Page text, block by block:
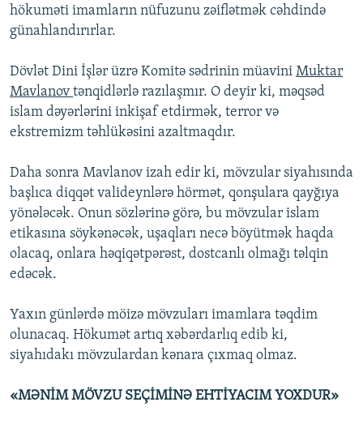
hökuməti imamların nüfuzunu zəiflətmək cəhdində
günahlandırırlar.
Dövlət Dini İşlər üzrə Komitə sədrinin müavini Muktar
Mavlanov tənqidlərlə razılaşmır. O deyir ki, məqsəd
islam dəyərlərini inkişaf etdirmək, terror və
ekstremizm təhlükəsini azaltmaqdır.
Daha sonra Mavlanov izah edir ki, mövzular siyahısında
başlıca diqqət valideynlərə hörmət, qonşulara qayğıya
yönələcək. Onun sözlərinə görə, bu mövzular islam
etikasına söykənəcək, uşaqları necə böyütmək haqda
olacaq, onlara həqiqətpərəst, dostcanlı olmağı təlqin
edəcək.
Yaxın günlərdə möizə mövzuları imamlara təqdim
olunacaq. Hökumət artıq xəbərdarlıq edib ki,
siyahıdakı mövzulardan kənara çıxmaq olmaz.
«MƏNİM MÖVZU SEÇİMİNƏ EHTİYACIM YOXDUR»